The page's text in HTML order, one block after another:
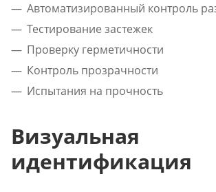
Автоматизированный контроль
Тестирование застежек
Проверку герметичности
Контроль прозрачности
Испытания на прочность
Визуальная
идентификация